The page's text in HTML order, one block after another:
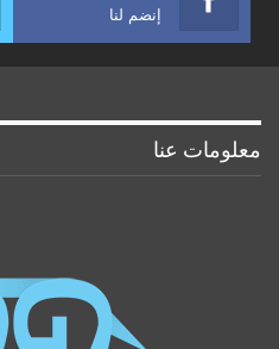
إنضم لنا
معلومات عنا